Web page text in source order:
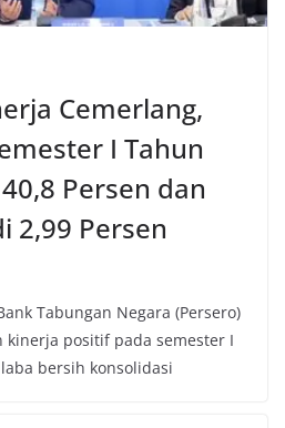
Cemerlang,
I Tahun
Persen dan
2,99 Persen
Tabungan Negara (Persero)
kinerja positif pada semester I
bersih konsolidasi